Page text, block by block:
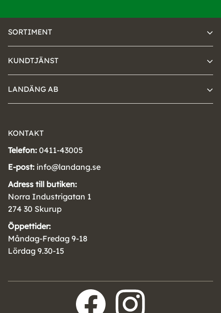
SORTIMENT
KUNDTJÄNST
LANDÄNG AB
KONTAKT
Telefon: 0411-43005
E-post: info@landang.se
Adress till butiken:
Norra Industrigatan 1
274 30 Skurup
Öppettider:
Måndag-Fredag 9-18
Lördag 9.30-15